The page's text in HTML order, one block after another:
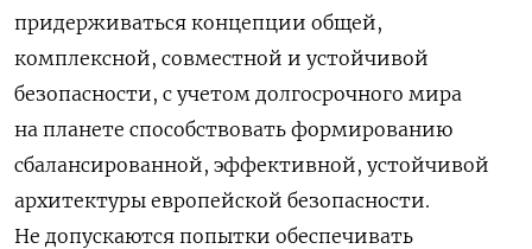
придерживаться концепции общей,
комплексной, совместной и устойчивой
безопасности, с учетом долгосрочного мира
на планете способствовать формированию
сбалансированной, эффективной, устойчивой
архитектуры европейской безопасности.
Не допускаются попытки обеспечивать